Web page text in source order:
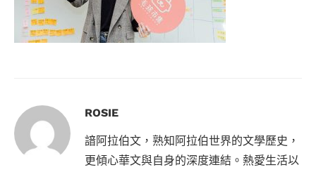
ROSIE
諳阿拉伯文，熟知阿拉伯世界的文學歷史，
更傾心華文與自身的深度連結。熱愛生活以